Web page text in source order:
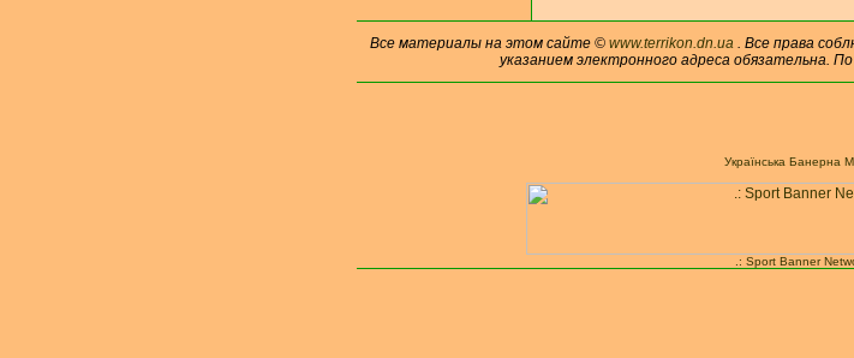
Все материалы на этом сайте © www.terrikon.dn.ua . Все права
указанием электронного адреса обязательна.
Українська Банерна
.: Sport Banner